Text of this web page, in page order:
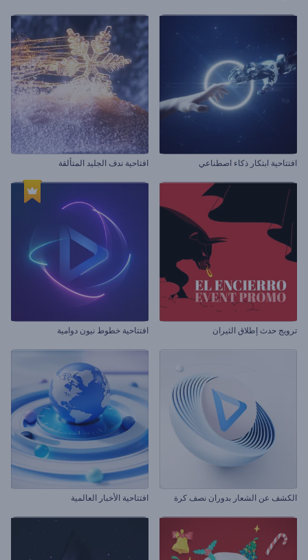
افتتاحية ابتكار ذكاء اصطناعي افتاحية ندف الجليد المتألقة
ترويج حدث إطلاق الثيران افتتاحية خطوط نيون دوامية
الكشف عن الشعار بدوران نصف كرة افتتاحية الأخبار العالمية